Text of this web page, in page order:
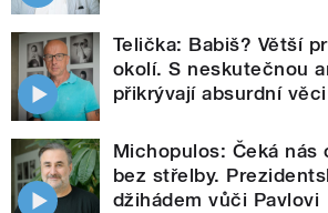
Telička: Babiš? Větší
okolí. S neskutečnou
přikrývají absurdní věci
Michopulos: Čeká nás
bez střelby.
džihádem vůči Pavlovi